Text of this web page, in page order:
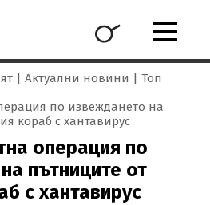
Актуални новини
Топ
по извеждането на
кораб с хантавирус
операция по
пътниците от
с хантавирус